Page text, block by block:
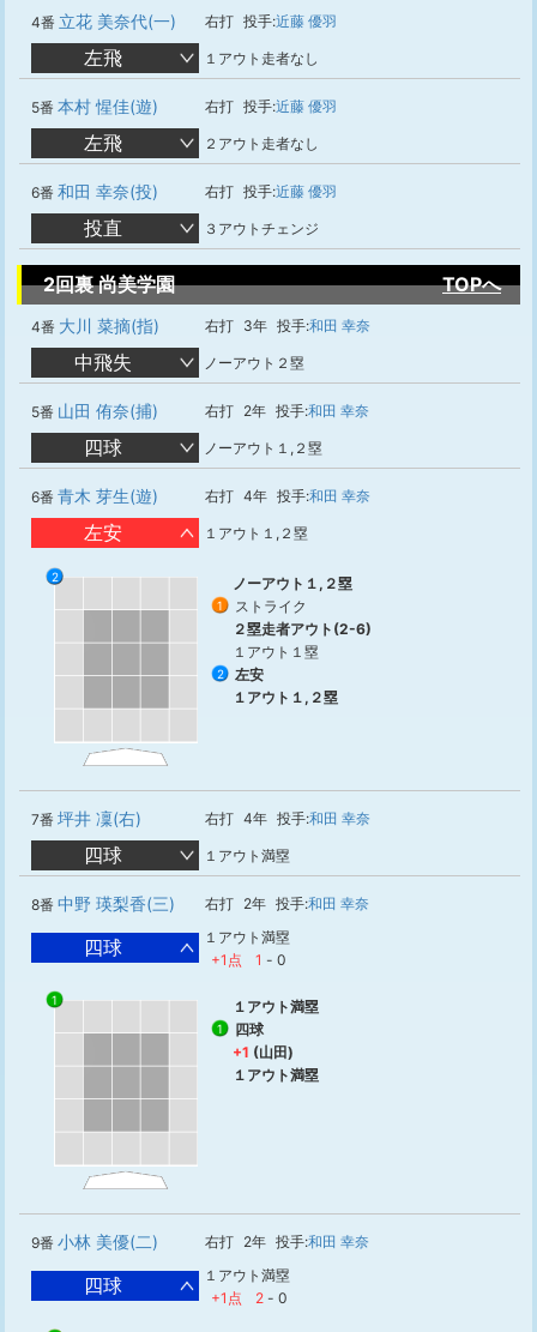
4番 立花 美奈代(一) 右打 投手:近藤 優羽
左飛 １アウト走者なし
5番 本村 惺佳(遊) 右打 投手:近藤 優羽
左飛 ２アウト走者なし
6番 和田 幸奈(投) 右打 投手:近藤 優羽
投直 ３アウトチェンジ
2回裏 尚美学園 TOPへ
4番 大川 菜摘(指) 右打 3年 投手:和田 幸奈
中飛失 ノーアウト２塁
5番 山田 侑奈(捕) 右打 2年 投手:和田 幸奈
四球 ノーアウト１,２塁
6番 青木 芽生(遊) 右打 4年 投手:和田 幸奈
左安 １アウト１,２塁
1
2 ノーアウト１,２塁
1
ストライク
２塁走者アウト(2-6)
１アウト１塁
2
左安
１アウト１,２塁
7番 坪井 凜(右) 右打 4年 投手:和田 幸奈
四球 １アウト満塁
8番 中野 瑛梨香(三) 右打 2年 投手:和田 幸奈
四球
１アウト満塁
+1点
1 - 0
1 １アウト満塁
1
四球
+1 (山田)
１アウト満塁
9番 小林 美優(二) 右打 2年 投手:和田 幸奈
四球
１アウト満塁
+1点
2 - 0